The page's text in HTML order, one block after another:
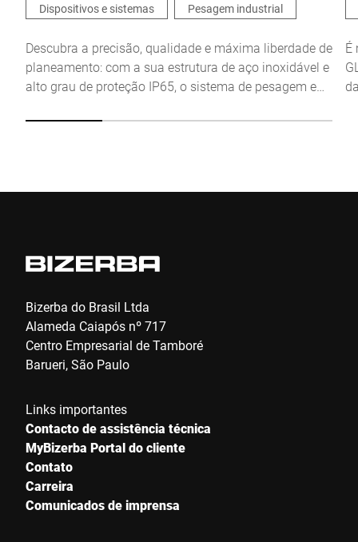
Anti-Robot Verification
Click to start verification
Dispositivos e sistemas
Pesagem industrial
Descubra a precisão, qualidade e máxima liberdade de
planeamento: com a sua estrutura de aço inoxidável e
alto grau de proteção IP65, o sistema de pesagem em
requisitos industriais. Este controlador de peso ou
É
Bizerba do Brasil Ltda
Alameda Caiapós nº 717
Centro Empresarial de Tamboré
Barueri, São Paulo
Links importantes
Contacto de assistência técnica
MyBizerba Portal do cliente
Contato
Carreira
Comunicados de imprensa